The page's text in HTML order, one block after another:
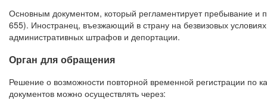
Основным документом, который регламентирует пребывание и
655). Иностранец, въезжающий в страну на безвизовых
административных штрафов и депортации.
Орган для обращения
Решение о возможности повторной временной регистрации
документов можно осуществлять через: